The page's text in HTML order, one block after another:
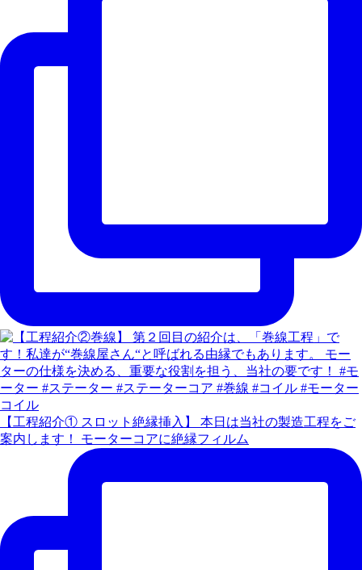
【工程紹介① スロット絶縁挿入】 本日は当社の製造工程をご
案内します！ モーターコアに絶縁フィルム